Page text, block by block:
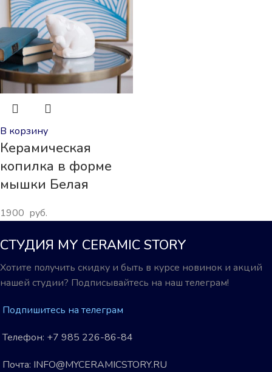
В корзину
Керамическая
копилка в форме
мышки Белая
1900 руб.
СТУДИЯ MY CERAMIC STORY
Хотите получить скидку и быть в курсе новинок и акций
нашей студии? Подписывайтесь на наш телеграм!
Подпишитесь на телеграм
Телефон: +7 985 226-86-84
Почта: INFO@MYCERAMICSTORY.RU